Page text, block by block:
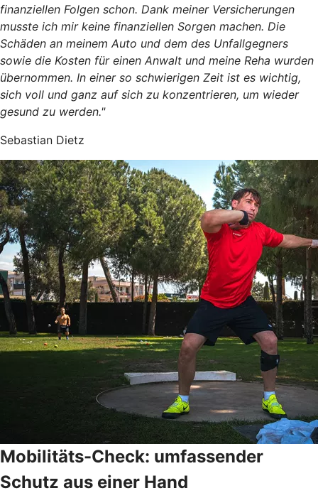
finanziellen Folgen schon. Dank meiner Versicherungen
musste ich mir keine finanziellen Sorgen machen. Die
Schäden an meinem Auto und dem des Unfallgegners
sowie die Kosten für einen Anwalt und meine Reha wurden
übernommen. In einer so schwierigen Zeit ist es wichtig,
sich voll und ganz auf sich zu konzentrieren, um wieder
gesund zu werden."
Sebastian Dietz
Mobilitäts-Check: umfassender
Schutz aus einer Hand